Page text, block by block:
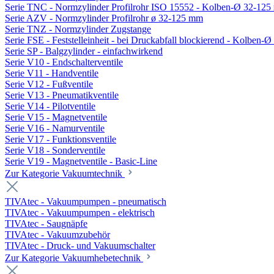
Serie TNC - Normzylinder Profilrohr ISO 15552 - Kolben-Ø 32-125
Serie AZV - Normzylinder Profilrohr ø 32-125 mm
Serie TNZ - Normzylinder Zugstange
Serie FSE - Feststelleinheit - bei Druckabfall blockierend - Kolben-Ø
Serie SP - Balgzylinder - einfachwirkend
Serie V10 - Endschalterventile
Serie V11 - Handventile
Serie V12 - Fußventile
Serie V13 - Pneumatikventile
Serie V14 - Pilotventile
Serie V15 - Magnetventile
Serie V16 - Namurventile
Serie V17 - Funktionsventile
Serie V18 - Sonderventile
Serie V19 - Magnetventile - Basic-Line
Zur Kategorie Vakuumtechnik
TIVAtec - Vakuumpumpen - pneumatisch
TIVAtec - Vakuumpumpen - elektrisch
TIVAtec - Saugnäpfe
TIVAtec - Vakuumzubehör
TIVAtec - Druck- und Vakuumschalter
Zur Kategorie Vakuumhebetechnik